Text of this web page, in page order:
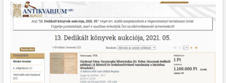
Megnyílt
az
országos
eseménysorozat